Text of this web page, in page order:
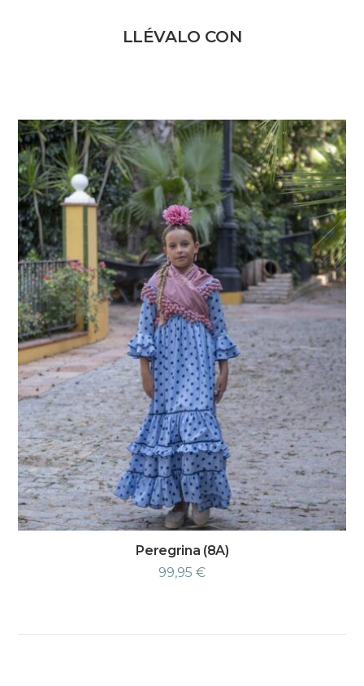
LLÉVALO CON
Peregrina (8A)
99,95€